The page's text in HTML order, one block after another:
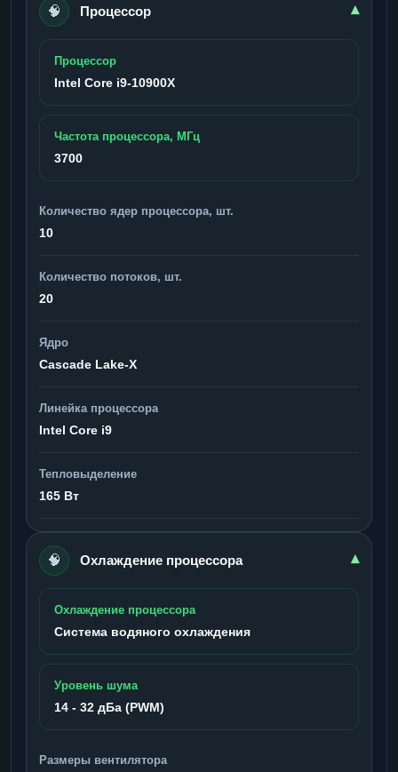
🧠 Процессор ▾
Процессор
Intel Core i9-10900X
Частота процессора, МГц
3700
Количество ядер процессора, шт.
10
Количество потоков, шт.
20
Ядро
Cascade Lake-X
Линейка процессора
Intel Core i9
Тепловыделение
165 Вт
🧠 Охлаждение процессора ▾
Охлаждение процессора
Система водяного охлаждения
Уровень шума
14 - 32 дБа (PWM)
Размеры вентилятора